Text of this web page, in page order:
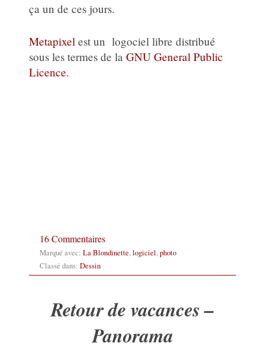
ça un de ces jours.
Metapixel est un logociel libre distribué
sous les termes de laGNU General Public
Licence.
16 Commentaires
Marqué avec: La Blondinette,logiciel,photo
Classé dans: Dessin
Retour de vacances –
Panorama